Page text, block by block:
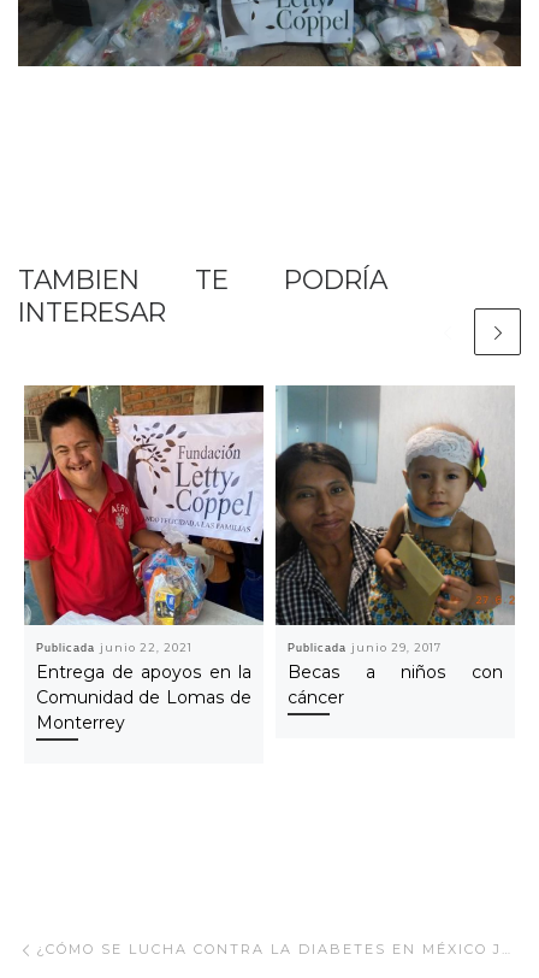
TAMBIEN TE PODRÍA
INTERESAR
Publicada junio 22, 2021
Entrega de apoyos en la
Comunidad de Lomas de
Monterrey
Publicada junio 29, 2017
Becas a niños con
cáncer
Navegar Artículo ¿CÓMO SE LUCHA CONTRA LA DIABETES EN MÉXICO JUNTO A LAS FUNDACIONES EN MÉXICO?